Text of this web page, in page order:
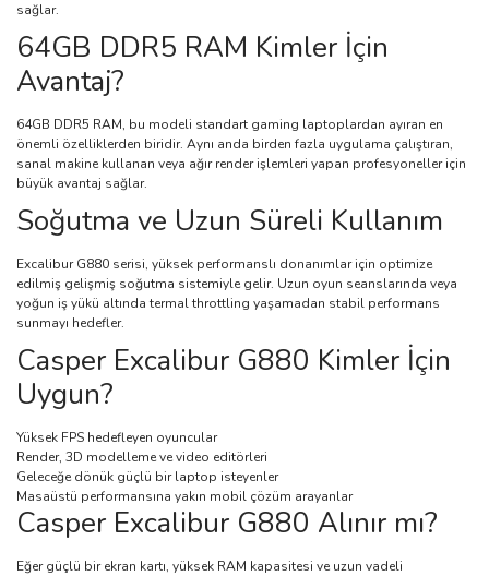
sağlar.
64GB DDR5 RAM Kimler İçin
Avantaj?
64GB DDR5 RAM, bu modeli standart gaming laptoplardan ayıran en
önemli özelliklerden biridir. Aynı anda birden fazla uygulama çalıştıran,
sanal makine kullanan veya ağır render işlemleri yapan profesyoneller için
büyük avantaj sağlar.
Soğutma ve Uzun Süreli Kullanım
Excalibur G880 serisi, yüksek performanslı donanımlar için optimize
edilmiş gelişmiş soğutma sistemiyle gelir. Uzun oyun seanslarında veya
yoğun iş yükü altında termal throttling yaşamadan stabil performans
sunmayı hedefler.
Casper Excalibur G880 Kimler İçin
Uygun?
Yüksek FPS hedefleyen oyuncular
Render, 3D modelleme ve video editörleri
Geleceğe dönük güçlü bir laptop isteyenler
Masaüstü performansına yakın mobil çözüm arayanlar
Casper Excalibur G880 Alınır mı?
Eğer güçlü bir ekran kartı, yüksek RAM kapasitesi ve uzun vadeli